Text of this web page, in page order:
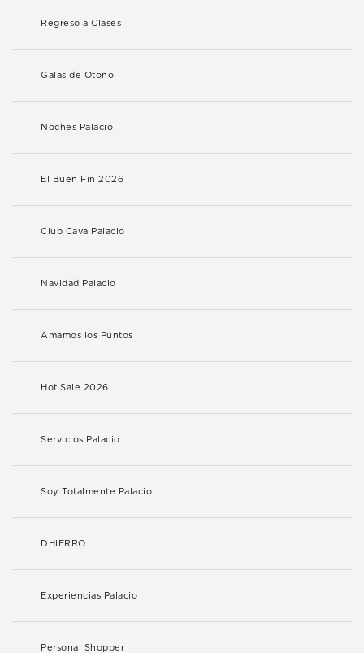
Regreso a Clases
Galas de Otoño
Noches Palacio
El Buen Fin 2026
Club Cava Palacio
Navidad Palacio
Amamos los Puntos
Hot Sale 2026
Servicios Palacio
Soy Totalmente Palacio
DHIERRO
Experiencias Palacio
Personal Shopper